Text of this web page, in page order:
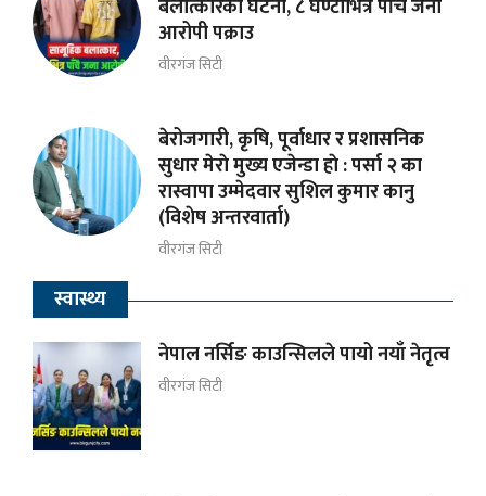
बलात्कारको घटना, ८ घण्टाभित्र पाँचै जना
आरोपी पक्राउ
वीरगंज सिटी
बेरोजगारी, कृषि, पूर्वाधार र प्रशासनिक
सुधार मेराे मुख्य एजेन्डा हाे : पर्सा २ का
रास्वापा उम्मेदवार सुशिल कुमार कानु
(विशेष अन्तरवार्ता)
वीरगंज सिटी
स्वास्थ्य
नेपाल नर्सिङ काउन्सिलले पायो नयाँ नेतृत्व
वीरगंज सिटी